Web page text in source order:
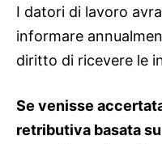
I datori di lavoro
informare
diritto di ricevere le
Se venisse
retributiva basata